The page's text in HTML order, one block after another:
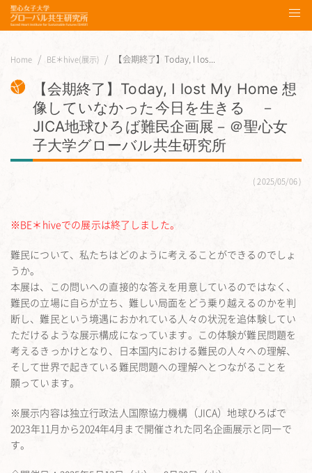
Home BE＊hive(展示) 【会期終了】Today, I los...
【会期終了】Today, I lost My Home 想
像していなかった今日を生きる －
JICA地球ひろば難民企画展－＠聖心女
子大学グローバル共生研究所
2025/05/06
※BE＊hiveでの展示は終了しました。
難民について、私たちはどのように考えることができるのでしょ
うか。
本展は、この問いへの直接的な答えを用意しているのではなく、
難民の立場に自らが立ち、難しい局面をどう乗り越えるのかを判
断し、難民という境遇におかれている人々の状況を追体験してい
ただけるような展示構成になっています。この体験が難民問題を
考えるきっかけとなり、日本国内における難民の人々への理解、
そして世界で起きている難民問題への理解へとつながることを
願っています。
※展示内容は独立行政法人国際協力機構（JICA）地球ひろばで
2023年11月から2024年4月まで開催された同名企画展示と同一で
す。